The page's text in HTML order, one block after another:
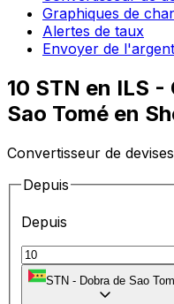
Graphiques de
Alertes de taux
Envoyer de l'argent
10 STN en ILS
Sao Tomé en
Convertisseur de
Depuis
Depuis
STN - Dobra de Sao